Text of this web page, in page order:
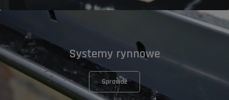
Systemy rynnowe
Sprawdź